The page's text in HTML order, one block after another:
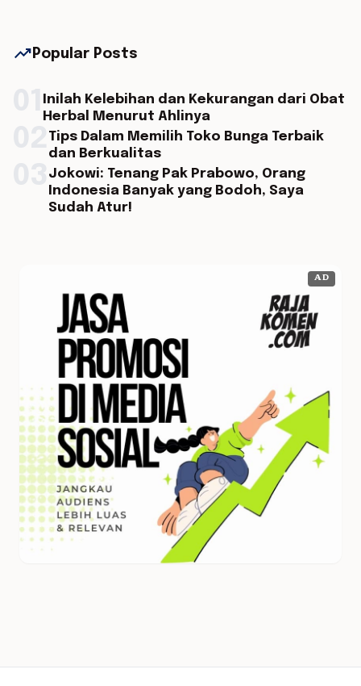
trending_up Popular Posts
Inilah Kelebihan dan Kekurangan dari Obat
Herbal Menurut Ahlinya
Tips Dalam Memilih Toko Bunga Terbaik
dan Berkualitas
Jokowi: Tenang Pak Prabowo, Orang
Indonesia Banyak yang Bodoh, Saya
Sudah Atur!
AD